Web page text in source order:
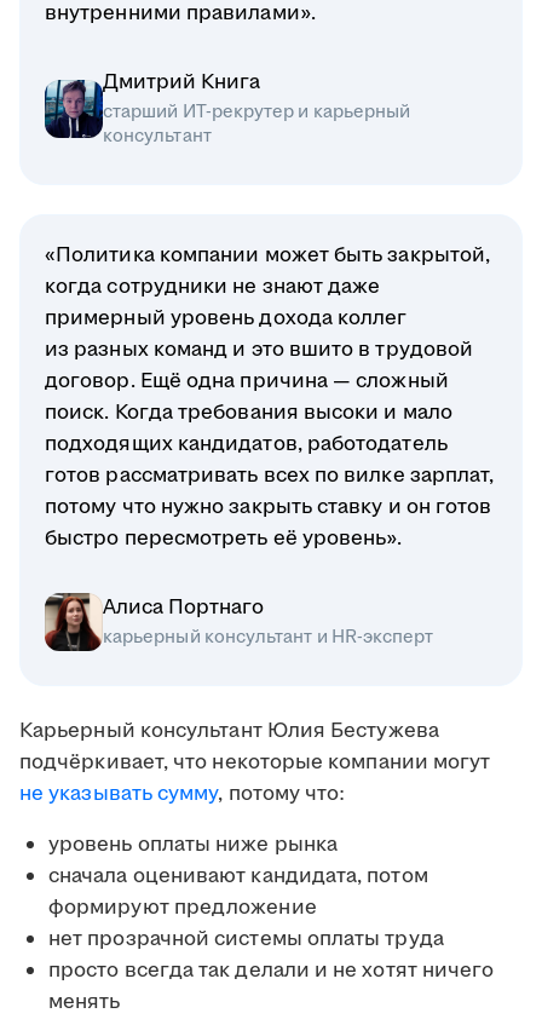
внутренними правилами».
Дмитрий Книга
старший ИТ-рекрутер и карьерный
консультант
«Политика компании может быть закрытой,
когда сотрудники не знают даже
примерный уровень дохода коллег
из разных команд и это вшито в трудовой
договор. Ещё одна причина — сложный
поиск. Когда требования высоки и мало
подходящих кандидатов, работодатель
готов рассматривать всех по вилке зарплат,
потому что нужно закрыть ставку и он готов
быстро пересмотреть её уровень».
Алиса Портнаго
карьерный консультант и HR-эксперт
Карьерный консультант Юлия Бестужева
подчёркивает, что некоторые компании могут
не указывать сумму, потому что:
уровень оплаты ниже рынка
сначала оценивают кандидата, потом
формируют предложение
нет прозрачной системы оплаты труда
просто всегда так делали и не хотят ничего
менять